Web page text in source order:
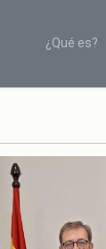
¿Qué es?